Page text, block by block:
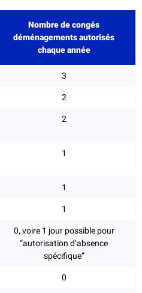
Nombre de congés
déménagements autorisés
chaque année
3
2
2
1
1
1
0, voire 1 jour possible pour
“autorisation d’absence
spécifique”
0